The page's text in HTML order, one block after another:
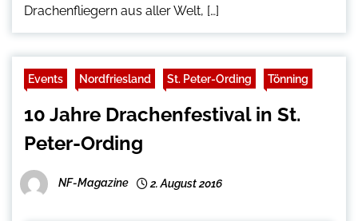
Drachenfliegern aus aller Welt, […]
Events Nordfriesland St. Peter-Ording Tönning
10 Jahre Drachenfestival in St.
Peter-Ording
NF-Magazine 2. August 2016